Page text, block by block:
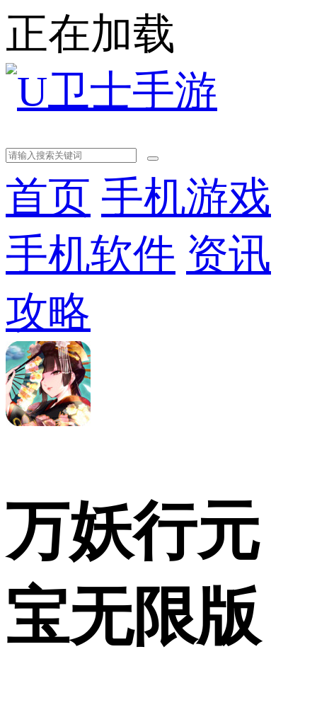
正在加载
首页 手机游戏
手机软件 资讯
攻略
万妖行元
宝无限版